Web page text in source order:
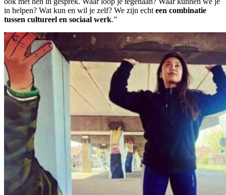
in helpen? Wat kun en wil je zelf? We zijn echt een combinatie
tussen cultureel en sociaal werk.”